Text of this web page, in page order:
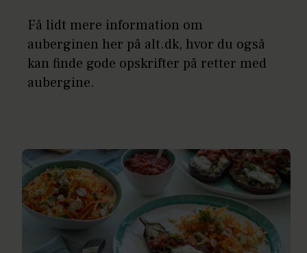
Få lidt mere information om
auberginen her på alt.dk, hvor du også
kan finde gode opskrifter på retter med
aubergine.